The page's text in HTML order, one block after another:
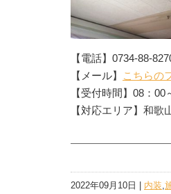
【電話】0734-88-
【メール】
こちらの
【受付時間】08：00
【対応エリア】和
2022年09月10日 | 内装